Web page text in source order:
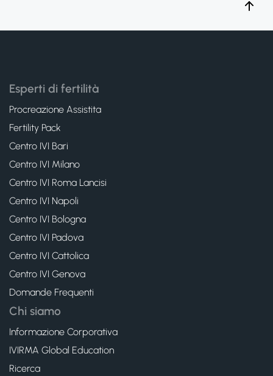
Esperti di fertilità
Procreazione Assistita
Fertility Pack
Centro IVI Bari
Centro IVI Milano
Centro IVI Roma Lancisi
Centro IVI Napoli
Centro IVI Bologna
Centro IVI Padova
Centro IVI Cattolica
Centro IVI Genova
Domande Frequenti
Chi siamo
Informazione Corporativa
IVIRMA Global Education
Ricerca